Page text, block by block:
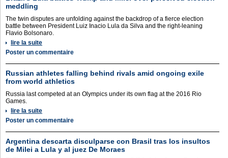
meddling
The twin disputes are unfolding against the backdrop of a fierce election
battle between President Luiz Inacio Lula da Silva and the right-leaning
Flavio Bolsonaro.
lire la suite
Poster un commentaire
Russian athletes falling behind rivals amid ongoing exile
from world athletics
Russia last competed at an Olympics under its own flag at the 2016 Rio
Games.
lire la suite
Poster un commentaire
Argentina descarta disculparse con Brasil tras los insultos
de Milei a Lula y al juez De Moraes